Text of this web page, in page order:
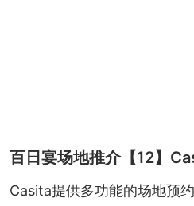
百日宴场地推介【12】
Casita提供多功能的场地预